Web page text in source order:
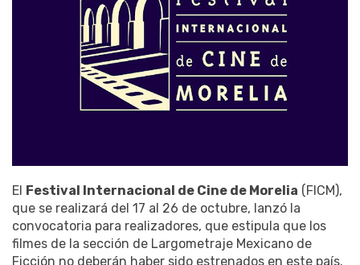
El Festival Internacional de Cine de Morelia (FICM),
que se realizará del 17 al 26 de octubre, lanzó la
convocatoria para realizadores, que estipula que los
filmes de la sección de Largometraje Mexicano de
Ficción no deberán haber sido estrenados en este país.